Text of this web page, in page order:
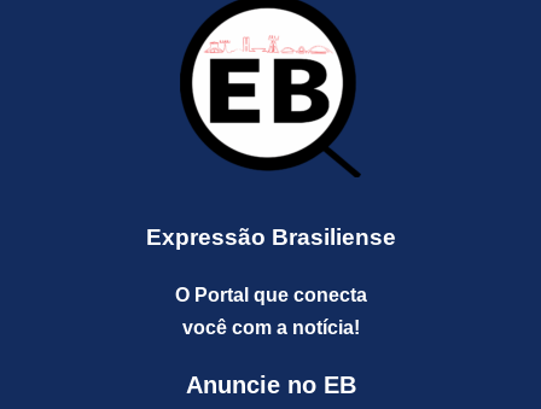
Expressão Brasiliense
O Portal que conecta
você com a notícia!
Anuncie no EB